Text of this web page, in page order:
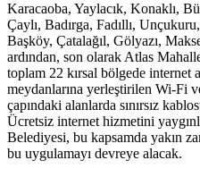
Karacaoba, Yaylacık, Konaklı,
Çaylı, Badırga, Fadıllı,
Başköy, Çatalağıl, Gölyazı,
ardından, son olarak Atlas
toplam 22 kırsal bölgede internet
meydanlarına yerleştirilen Wi-Fi
çapındaki alanlarda sınırsız
Ücretsiz internet hizmetini
Belediyesi, bu kapsamda yakın
bu uygulamayı devreye alacak.